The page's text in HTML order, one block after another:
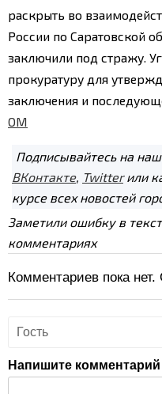
раскрыть во
России по Саратовской
заключили под стражу.
прокуратуру для
заключения и
ОМ
Подписывайтесь на
ВКонтакте, Twitterили
курсе всех новостей
Заметили ошибку в
комментариях
Комментариев пока
Напишите комментарий